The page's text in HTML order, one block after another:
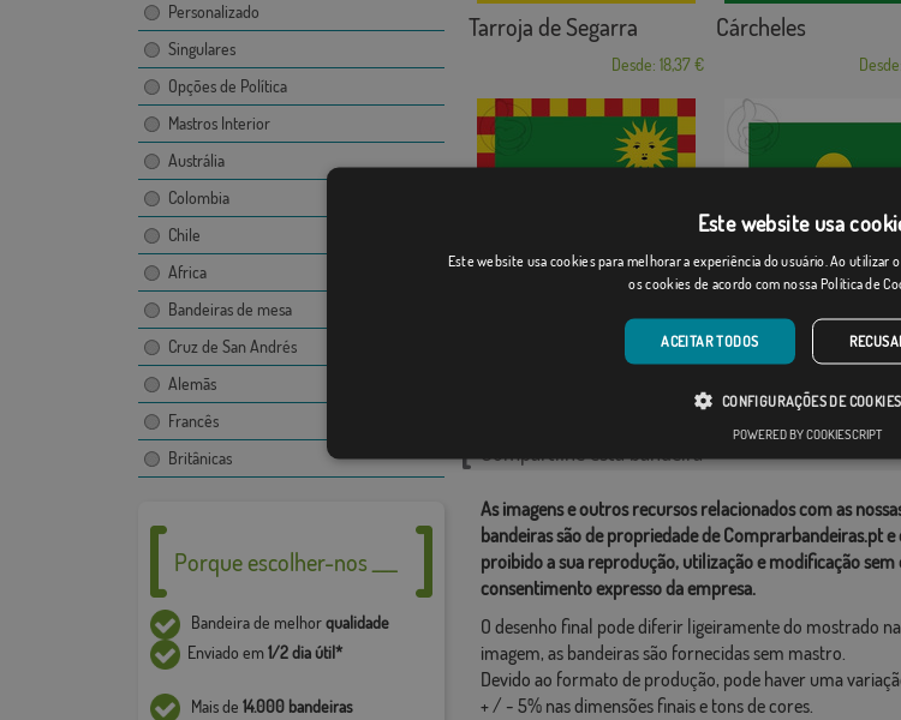
Personalizado
Singulares
Opções de Política
Mastros Interior
Austrália
Colombia
Chile
Africa
Bandeiras de mesa
Cruz de San Andrés
Alemãs
Francês
Britânicas
Porque escolher-nos ___
Bandeira de melhorqualidade
Enviado em1/2 dia útil*
Mais de 14.000 bandeiras
Tarroja de Segarra
Desde: 18,37 €
Cárcheles
Segriá La Almarcha
Categorias relacionadas:
Compartilhe esta bandeira
As imagens e outros recursos relacionados com as
bandeiras são de propriedade de Comprarbandeiras.pt e
proibido a sua reprodução, utilização e modificação sem
consentimento expresso da empresa.
O desenho final pode diferir ligeiramente do mostrado na
imagem, as bandeiras são fornecidas sem mastro.
Devido ao formato de produção, pode haver uma
+ / - 5% nas dimensões finais e tons de cores.
Este website usa
Este website usa cookies para melhorar a experiência do usuário. Ao utilizar
os cookies de acordo com nossa Política de
ACEITAR TODOS
CONFIGURAÇÕES DE COOKIES
POWERED BY COOKIESCRIPT